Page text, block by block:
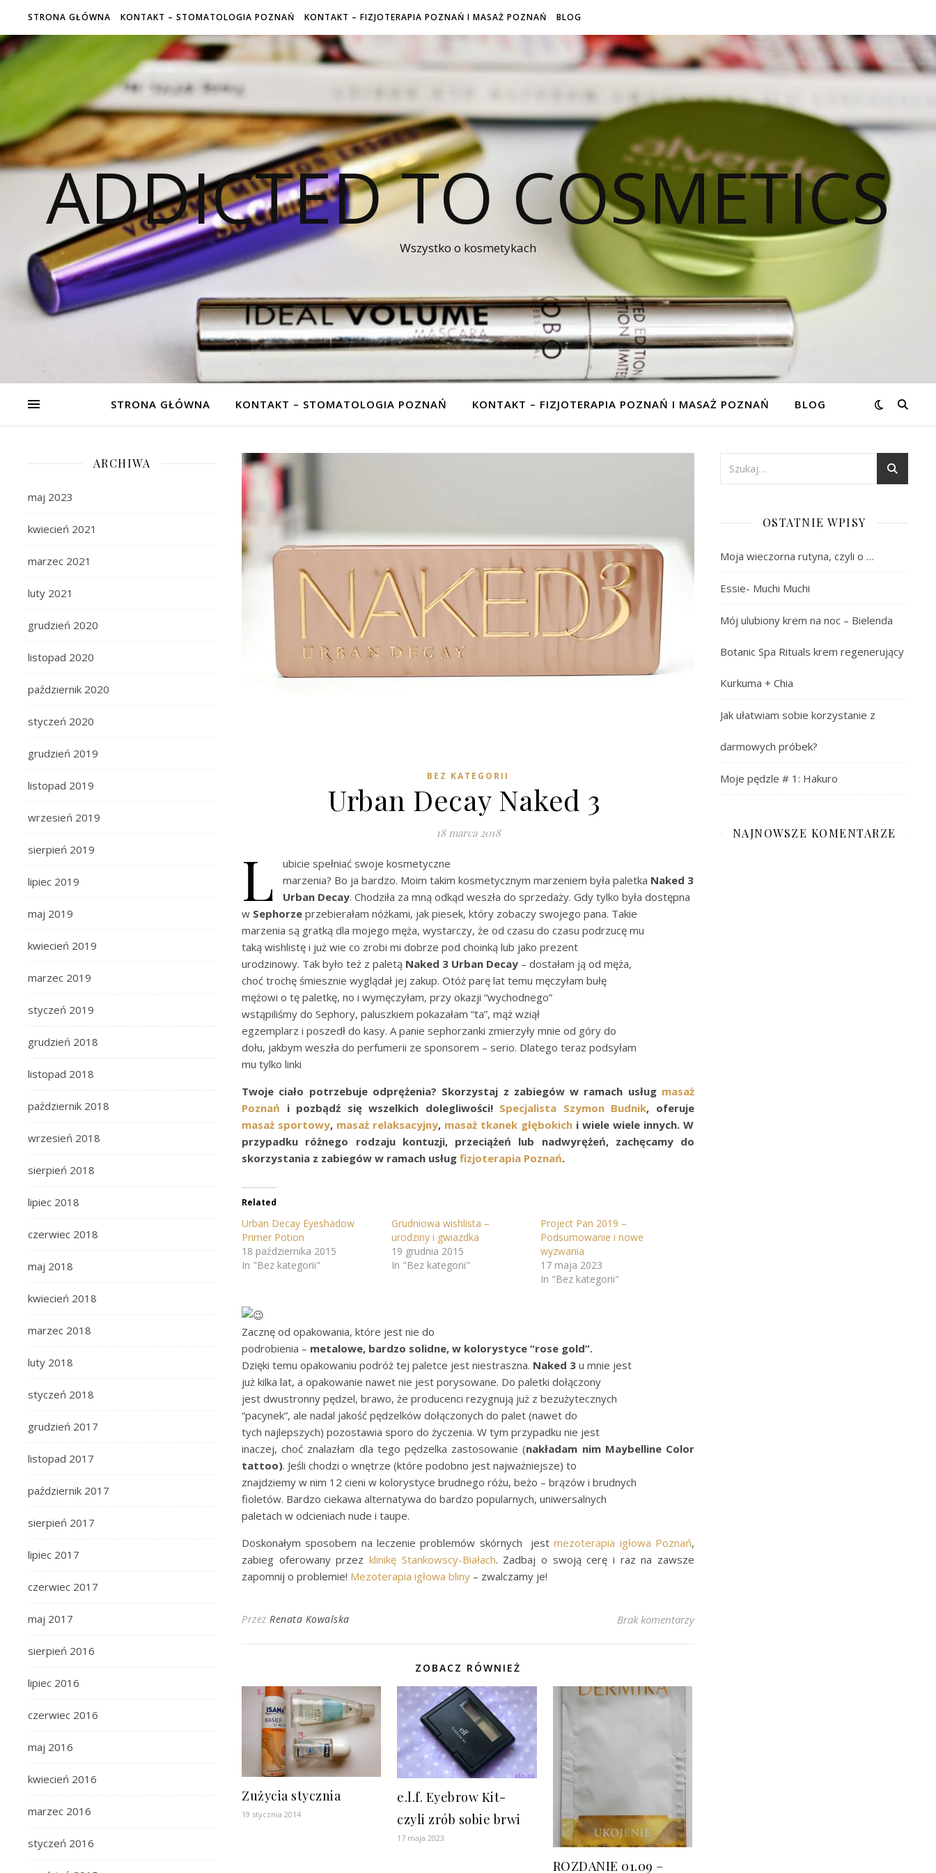
STRONA GŁÓWNA KONTAKT – STOMATOLOGIA POZNAŃ KONTAKT – FIZJOTERAPIA POZNAŃ I MASAŻ POZNAŃ BLOG
ADDICTED TO COSMETICS
Wszystko o kosmetykach
STRONA GŁÓWNA KONTAKT – STOMATOLOGIA POZNAŃ KONTAKT – FIZJOTERAPIA POZNAŃ I MASAŻ POZNAŃ BLOG
ARCHIWA
maj 2023
kwiecień 2021
marzec 2021
luty 2021
grudzień 2020
listopad 2020
październik 2020
styczeń 2020
grudzień 2019
listopad 2019
wrzesień 2019
sierpień 2019
lipiec 2019
maj 2019
kwiecień 2019
marzec 2019
styczeń 2019
grudzień 2018
listopad 2018
październik 2018
wrzesień 2018
sierpień 2018
lipiec 2018
czerwiec 2018
maj 2018
kwiecień 2018
marzec 2018
luty 2018
styczeń 2018
grudzień 2017
listopad 2017
październik 2017
sierpień 2017
lipiec 2017
czerwiec 2017
maj 2017
sierpień 2016
lipiec 2016
czerwiec 2016
maj 2016
kwiecień 2016
marzec 2016
styczeń 2016
BEZ KATEGORII
Urban Decay Naked 3
18 marca 2018
L
ubicie spełniać swoje kosmetyczne
marzenia? Bo ja bardzo. Moim takim kosmetycznym marzeniem była paletka Naked 3
Urban Decay. Chodziła za mną odkąd weszła do sprzedaży. Gdy tylko była dostępna
w Sephorze przebierałam nóżkami, jak piesek, który zobaczy swojego pana. Takie
marzenia są gratką dla mojego męża, wystarczy, że od czasu do czasu podrzucę mu
taką wishlistę i już wie co zrobi mi dobrze pod choinką lub jako prezent
urodzinowy. Tak było też z paletą Naked 3 Urban Decay – dostałam ją od męża,
choć trochę śmiesznie wyglądał jej zakup. Otóż parę lat temu męczyłam bułę
mężowi o tę paletkę, no i wymęczyłam, przy okazji “wychodnego”
wstąpiliśmy do Sephory, paluszkiem pokazałam “ta”, mąż wziął
egzemplarz i poszedł do kasy. A panie sephorzanki zmierzyły mnie od góry do
dołu, jakbym weszła do perfumerii ze sponsorem – serio. Dlatego teraz podsyłam
mu tylko linki
Twoje ciało potrzebuje odprężenia? Skorzystaj z zabiegów w ramach usługmasaż
Poznań i pozbądź się wszelkich dolegliwości!Specjalista Szymon Budnik, oferuje
masaż sportowy, masaż relaksacyjny, masaż tkanek głębokich i wiele wiele innych. W
przypadku różnego rodzaju kontuzji, przeciążeń lub nadwyrężeń, zachęcamy do
skorzystania z zabiegów w ramach usług fizjoterapia Poznań.
Related
Urban Decay Eyeshadow
Primer Potion
18 października 2015
In "Bez kategorii"
Grudniowa wishlista –
urodziny i gwiazdka
19 grudnia 2015
In "Bez kategorii"
Project Pan 2019 –
Podsumowanie i nowe
wyzwania
17 maja 2023
In "Bez kategorii"
Zacznę od opakowania, które jest nie do
podrobienia – metalowe, bardzo solidne, w kolorystyce “rose gold”.
Dzięki temu opakowaniu podróż tej paletce jest niestraszna. Naked 3 u mnie jest
już kilka lat, a opakowanie nawet nie jest porysowane. Do paletki dołączony
jest dwustronny pędzel, brawo, że producenci rezygnują już z bezużytecznych
“pacynek”, ale nadal jakość pędzelków dołączonych do palet (nawet do
tych najlepszych) pozostawia sporo do życzenia. W tym przypadku nie jest
inaczej, choć znalazłam dla tego pędzelka zastosowanie (nakładam nim Maybelline Color
tattoo). Jeśli chodzi o wnętrze (które podobno jest najważniejsze) to
znajdziemy w nim 12 cieni w kolorystyce brudnego różu, beżo – brązów i brudnych
fioletów. Bardzo ciekawa alternatywa do bardzo popularnych, uniwersalnych
paletach w odcieniach nude i taupe.
Doskonałym sposobem na leczenie problemów skórnych jestmezoterapia igłowa Poznań,
zabieg oferowany przez klinikę Stankowscy-Białach. Zadbaj o swoją cerę i raz na zawsze
zapomnij o problemie! Mezoterapia igłowa bliny – zwalczamy je!
Przez Renata Kowalska Brak komentarzy
ZOBACZ RÓWNIEŻ
Zużycia stycznia
19 stycznia 2014
e.l.f. Eyebrow Kit-
czyli zrób sobie brwi
17 maja 2023
ROZDANIE 01.09 –
OSTATNIE WPISY
Moja wieczorna rutyna, czyli o …
Essie- Muchi Muchi
Mój ulubiony krem na noc – Bielenda
Botanic Spa Rituals krem regenerujący
Kurkuma + Chia
Jak ułatwiam sobie korzystanie z
darmowych próbek?
Moje pędzle # 1: Hakuro
NAJNOWSZE KOMENTARZE